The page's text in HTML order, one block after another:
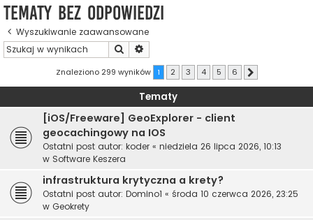
Tematy bez odpowiedzi
Wyszukiwanie zaawansowane
Szukaj
Znaleziono 299 wyników 1 2 3 4 5 6
Tematy
[iOS/Freeware] GeoExplorer - client
geocachingowy na IOS
Ostatni post autor: koder « niedziela 26 lipca 2026, 10:13
w Software Keszera
infrastruktura krytyczna a krety?
Ostatni post autor: Domino1 « środa 10 czerwca 2026, 23:25
w Geokrety